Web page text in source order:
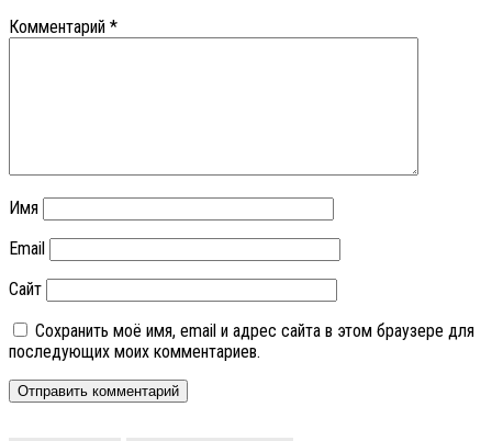
Комментарий *
Имя
Email
Сайт
Сохранить моё имя, email и адрес сайта в этом браузере для
последующих моих комментариев.